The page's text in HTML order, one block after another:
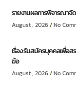
รายงานผลการพิจารณาจั
August , 2026 No
เรื่อง รับสมัครบุคคลเพื่อส
ฆ้อ
August , 2026 No